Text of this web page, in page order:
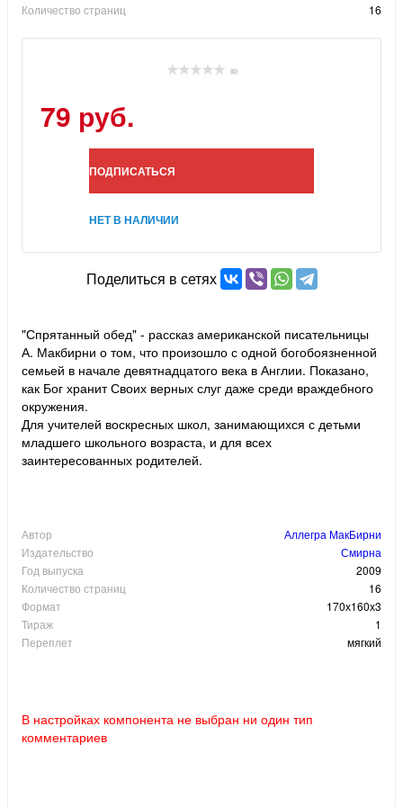
Количество страниц
16
(0)
79 руб.
ПОДПИСАТЬСЯ
НЕТ В НАЛИЧИИ
Поделиться в сетях
"Спрятанный обед" - рассказ американской писательницы
А. Макбирни о том, что произошло с одной богобоязненной
семьей в начале девятнадцатого века в Англии. Показано,
как Бог хранит Своих верных слуг даже среди враждебного
окружения.
Для учителей воскресных школ, занимающихся с детьми
младшего школьного возраста, и для всех
заинтересованных родителей.
Автор
Аллегра МакБирни
Издательство
Смирна
Год выпуска
2009
Количество страниц
16
Формат
170х160х3
Тираж
1
Переплет
мягкий
В настройках компонента не выбран ни один тип
комментариев